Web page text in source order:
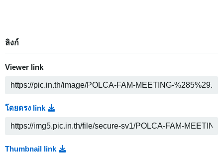
ลิงก์
Viewer link
โดยตรง link
Thumbnail link